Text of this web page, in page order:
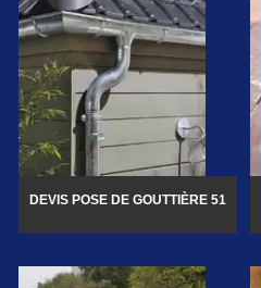
DEVIS POSE DE GOUTTIÈRE 51